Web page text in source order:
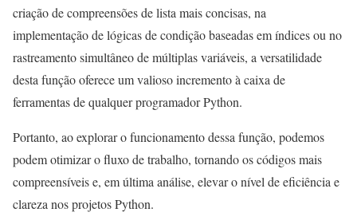
criação de compreensões de lista mais concisas, na
implementação de lógicas de condição baseadas em índices ou no
rastreamento simultâneo de múltiplas variáveis, a versatilidade
desta função oferece um valioso incremento à caixa de
ferramentas de qualquer programador Python.
Portanto, ao explorar o funcionamento dessa função, podemos
podem otimizar o fluxo de trabalho, tornando os códigos mais
compreensíveis e, em última análise, elevar o nível de eficiência e
clareza nos projetos Python.